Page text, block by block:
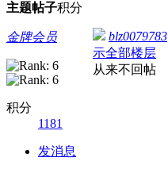
主题帖子积分
金牌会员
积分
1181
发消息
blz0079783
示全部楼层
从来不回帖